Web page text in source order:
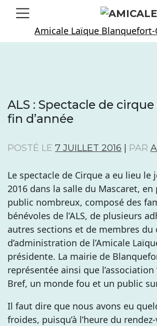
Skip
Amicale Laïque Blanquefort-
ALS : Spectacle de
fin d’année
POSTÉ LE 7 JUILLET 2016 PAR
Le spectacle de Cirque a eu lieu le
2016 dans la salle du Mascaret, en
public nombreux, composé des
bénévoles de l’ALS, de plusieurs
autres sections et de membres du
d’administration de l’Amicale
présidente. La mairie de
représentée ainsi que l’association
Bref, un monde fou et un public
Il faut dire que nous avons eu
froides, puisqu’à l’heure du